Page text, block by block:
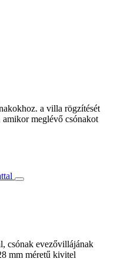
a villa rögzítését
amikor meglévő csónakot
csónak evezővillájának
mm méretű kivitel